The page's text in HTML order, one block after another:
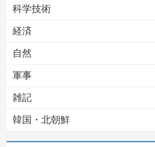
科学技術
経済
自然
軍事
雑記
韓国・北朝鮮